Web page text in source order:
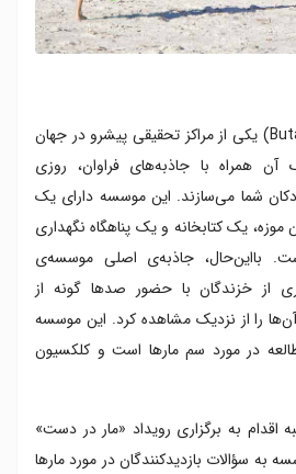
موسسه‌ی بوتانتان (Butantan) یکی از مراکز تحقیقی پیشرو در جهان
همراه با جاذبه‌های فراوان، روزی
شما می‌سازند. این موسسه دارای یک
یک کتابخانه و یک پناهگاه نگهداری
بااین‌حال، جاذبه‌ی اصلی موسسه‌ی
از خزندگان با حضور صدها گونه از
را از نزدیک مشاهده کرد. این موسسه
در مورد سم مارها است و کلکسیون
اقدام به برگزاری رویداد «مار در دست»
به سؤالات بازدیدکنندگان در مورد مارها